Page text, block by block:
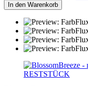
In den Warenkorb